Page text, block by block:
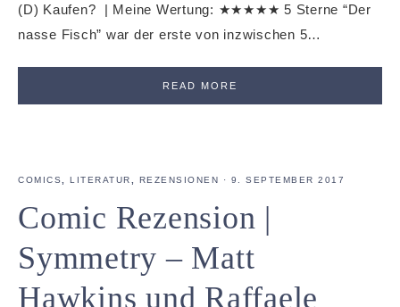
(D) Kaufen? | Meine Wertung: ★★★★★ 5 Sterne “Der
nasse Fisch” war der erste von inzwischen 5…
READ MORE
COMICS LITERATUR REZENSIONEN · 9. SEPTEMBER 2017
Comic Rezension |
Symmetry – Matt
Hawkins und Raffaele